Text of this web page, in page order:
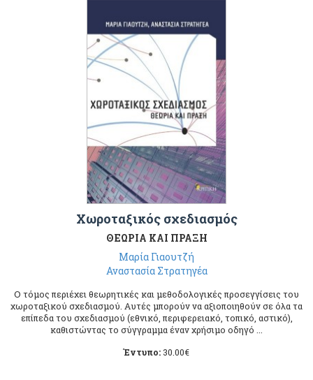
Χωροταξικός σχεδιασμός
ΘΕΩΡΙΑ ΚΑΙ ΠΡΑΞΗ
Μαρία Γιαουτζή
Αναστασία Στρατηγέα
Ο τόμος περιέχει θεωρητικές και μεθοδολογικές προσεγγίσεις του
χωροταξικού σχεδιασμού. Αυτές μπορούν να αξιοποιηθούν σε όλα τα
επίπεδα του σχεδιασμού (εθνικό, περιφερειακό, τοπικό, αστικό),
καθιστώντας το σύγγραμμα έναν χρήσιμο οδηγό ...
Έντυπο: 30.00€